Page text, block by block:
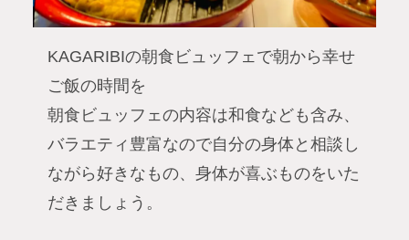
KAGARIBIの朝食ビュッフェで朝から幸せ
ご飯の時間を
朝食ビュッフェの内容は和食なども含み、
バラエティ豊富なので自分の身体と相談し
ながら好きなもの、身体が喜ぶものをいた
だきましょう。